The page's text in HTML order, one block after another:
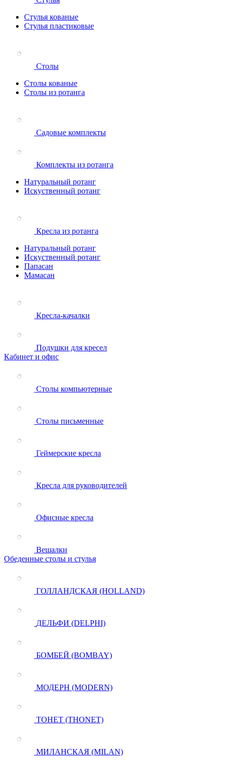
Стулья кованые
Стулья пластиковые
Столы
Столы кованые
Столы из ротанга
Садовые комплекты
Комплекты из ротанга
Натуральный ротанг
Искуственный ротанг
Кресла из ротанга
Натуральный ротанг
Искуственный ротанг
Папасан
Мамасан
Кресла-качалки
Подушки для кресел
Кабинет и офис
Столы компьютерные
Столы письменные
Геймерские кресла
Кресла для руководителей
Офисные кресла
Вешалки
Обеденные столы и стулья
ГОЛЛАНДСКАЯ (HOLLAND)
ДЕЛЬФИ (DELPHI)
БОМБЕЙ (BOMBAY)
МОДЕРН (MODERN)
ТОНЕТ (THONET)
МИЛАНСКАЯ (MILAN)